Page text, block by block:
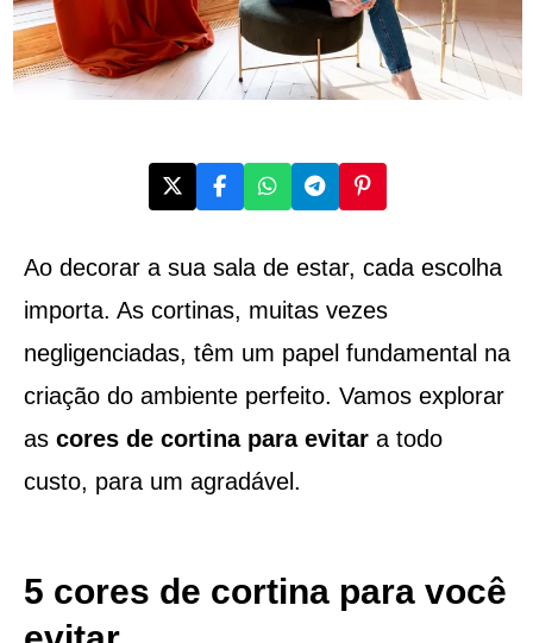
Ao decorar a sua sala de estar, cada escolha
importa. As cortinas, muitas vezes
negligenciadas, têm um papel fundamental na
criação do ambiente perfeito. Vamos explorar
as cores de cortina para evitara todo
custo, para um agradável.
5 cores de cortina para você